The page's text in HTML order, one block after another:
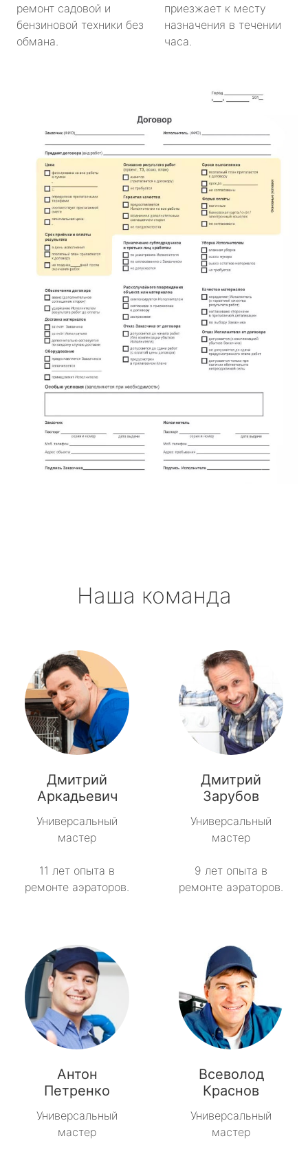
ремонт садовой и
бензиновой техники без
обмана.
приезжает к месту
назначения в течении
часа.
Наша команда
Дмитрий
Аркадьевич
Универсальный
мастер
11 лет опыта в
ремонте аэраторов.
Дмитрий
Зарубов
Универсальный
мастер
9 лет опыта в
ремонте аэраторов.
Антон
Петренко
Универсальный
мастер
Всеволод
Краснов
Универсальный
мастер